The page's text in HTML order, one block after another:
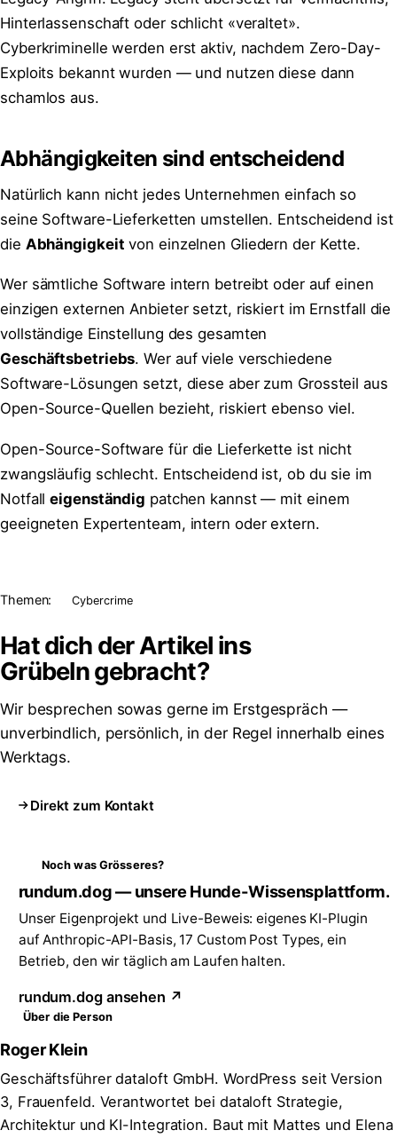
Hinterlassenschaft oder schlicht «veraltet».
Cyberkriminelle werden erst aktiv, nachdem Zero-Day-
Exploits bekannt wurden — und nutzen diese dann
schamlos aus.
Abhängigkeiten sind entscheidend
Natürlich kann nicht jedes Unternehmen einfach so
seine Software-Lieferketten umstellen. Entscheidend ist
die Abhängigkeit von einzelnen Gliedern der Kette.
Wer sämtliche Software intern betreibt oder auf einen
einzigen externen Anbieter setzt, riskiert im Ernstfall die
vollständige Einstellung des gesamten
Geschäftsbetriebs. Wer auf viele verschiedene
Software-Lösungen setzt, diese aber zum Grossteil aus
Open-Source-Quellen bezieht, riskiert ebenso viel.
Open-Source-Software für die Lieferkette ist nicht
zwangsläufig schlecht. Entscheidend ist, ob du sie im
Notfalleigenständig patchen kannst — mit einem
geeigneten Expertenteam, intern oder extern.
Themen: Cybercrime
Hat dich der Artikel ins
Grübelngebracht?
Wir besprechen sowas gerne im Erstgespräch —
unverbindlich, persönlich, in der Regel innerhalb eines
Werktags.
Direkt zum Kontakt
Noch was Grösseres?
rundum.dog — unsere Hunde-Wissensplattform.
Unser Eigenprojekt und Live-Beweis: eigenes KI-Plugin
auf Anthropic-API-Basis, 17 Custom Post Types, ein
Betrieb, den wir täglich am Laufen halten.
rundum.dog ansehen ↗
Über die Person
Roger Klein
Geschäftsführer dataloft GmbH. WordPress seit Version
3, Frauenfeld. Verantwortet bei dataloft Strategie,
Architektur und KI-Integration. Baut mit Mattes und Elena